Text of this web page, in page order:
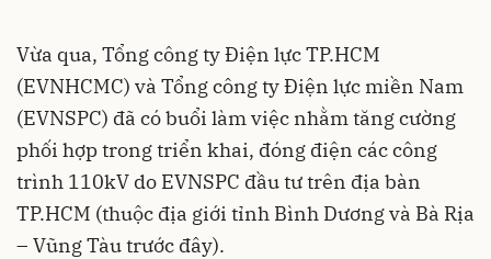
Vừa qua, Tổng công ty Điện lực TP.HCM
(EVNHCMC) và Tổng công ty Điện lực miền Nam
(EVNSPC) đã có buổi làm việc nhằm tăng cường
phối hợp trong triển khai, đóng điện các công
trình 110kV do EVNSPC đầu tư trên địa bàn
TP.HCM (thuộc địa giới tỉnh Bình Dương và Bà Rịa
– Vũng Tàu trước đây).